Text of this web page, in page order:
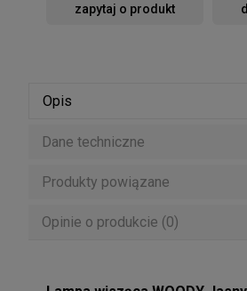
zapytaj o produkt
Opis
Dane techniczne
Produkty powiązane
Opinie o produkcie (0)